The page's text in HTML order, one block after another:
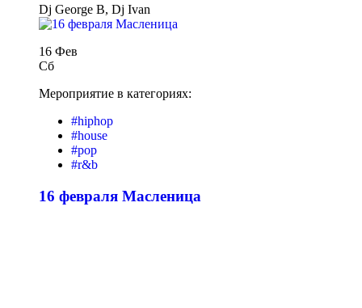
Dj George B, Dj Ivan
16 Фев
Сб
Мероприятие в категориях:
#hiphop
#house
#pop
#r&b
16 февраля Масленица